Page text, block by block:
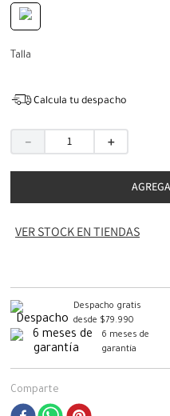
Talla
Calcula tu despacho
＋
－
VER STOCK EN TIENDAS
Despacho gratis
desde $79.990
6 meses de
garantía
Comparte